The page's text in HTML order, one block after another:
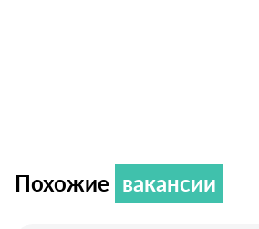
Похожие вакансии